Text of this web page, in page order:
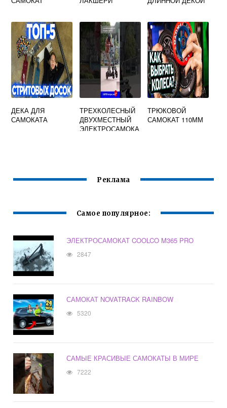
ДЕКА ДЛЯ
САМОКАТА
ТРЕХКОЛЕСНЫЙ
ДВУХМЕСТНЫЙ
ЭЛЕКТРОСАМОКА
ТРЮКОВОЙ
САМОКАТ 110ММ
Реклама
Самое популярное:
ЭЛЕКТРОСАМОКАТ COOLCO M365 PRO
2847
САМОКАТ NOVATRACK RAINBOW
5320
САМЫЕ КРАСИВЫЕ САМОКАТЫ В МИРЕ
7222